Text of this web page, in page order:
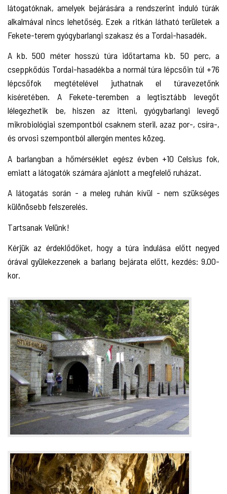
látogatóknak, amelyek bejárására a rendszerint induló túrák
alkalmával nincs lehetőség. Ezek a ritkán látható területek a
Fekete-terem gyógybarlangi szakasz és a Tordai-hasadék.
A kb. 500 méter hosszú túra időtartama kb. 50 perc, a
cseppkődús Tordai-hasadékba a normál túra lépcsőin túl +76
lépcsőfok megtételével juthatnak el túravezetőnk
kíséretében. A Fekete-teremben a legtisztább levegőt
lélegezhetik be, hiszen az itteni, gyógybarlangi levegő
mikrobiológiai szempontból csaknem steril, azaz por-, csíra-,
és orvosi szempontból allergén mentes közeg.
A barlangban a hőmérséklet egész évben +10 Celsius fok,
emiatt a látogatók számára ajánlott a megfelelő ruházat.
A látogatás során - a meleg ruhán kívül - nem szükséges
különösebb felszerelés.
Tartsanak Velünk!
Kérjük az érdeklődőket, hogy a túra indulása előtt negyed
órával gyülekezzenek a barlang bejárata előtt, kezdés: 9.00-
kor.